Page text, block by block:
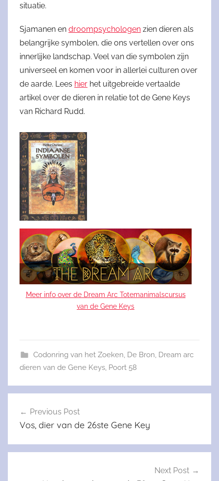
situatie.
Sjamanen en droompsychologen zien dieren als
belangrijke symbolen, die ons vertellen over ons
innerlijke landschap. Veel van die symbolen zijn
universeel en komen voor in allerlei culturen over
de aarde. Lees hier het uitgebreide vertaalde
artikel over de dieren in relatie tot de Gene Keys
van Richard Rudd.
Meer info over de Dream Arc Totemanimalscursus
van de Gene Keys
Codonring van het Zoeken De Bron Dream arc
dieren van de Gene Keys Poort 58
Previous Post
Vos, dier van de 26ste Gene Key
Next Post